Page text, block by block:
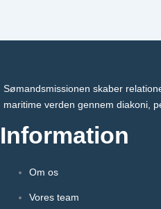
Sømandsmissionen skaber
maritime verden gennem diakoni,
Information
Om os
Vores team